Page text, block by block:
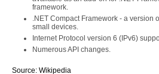
framework.
.NET Compact Framework - a version
small devices.
Internet Protocol version 6 (IPv6)
Numerous API changes.
Source: Wikipedia